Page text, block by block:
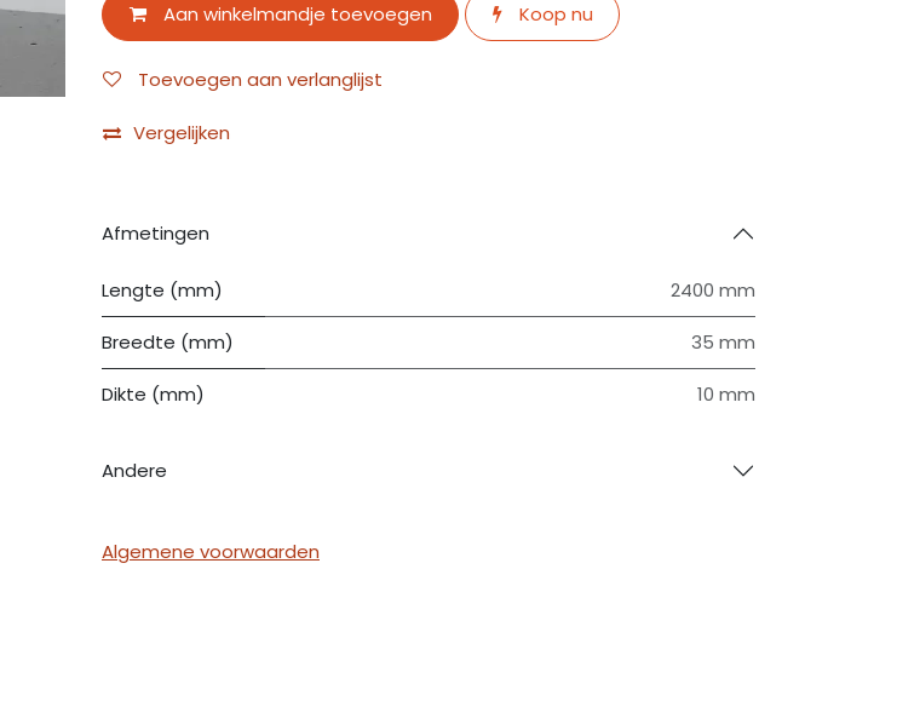
Aan winkelmandje toevoegen Koop nu
Toevoegen aan verlanglijst
Vergelijken
Afmetingen
Lengte (mm) 2400 mm
Breedte (mm) 35 mm
Dikte (mm) 10 mm
Andere
Algemene voorwaarden